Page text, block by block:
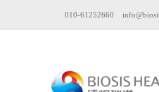
010-61252660